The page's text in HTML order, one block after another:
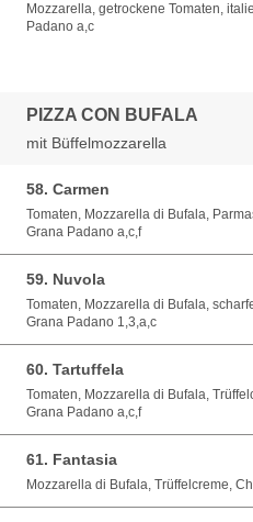
Mozzarella, getrockene Tomaten,
Padano a,c
PIZZA CON BUFALA
mit Büffelmozzarella
58. Carmen
Tomaten, Mozzarella di Bufala,
Grana Padano a,c,f
59. Nuvola
Tomaten, Mozzarella di Bufala,
Grana Padano 1,3,a,c
60. Tartuffela
Tomaten, Mozzarella di Bufala,
Grana Padano a,c,f
61. Fantasia
Mozzarella di Bufala, Trüffelcreme,